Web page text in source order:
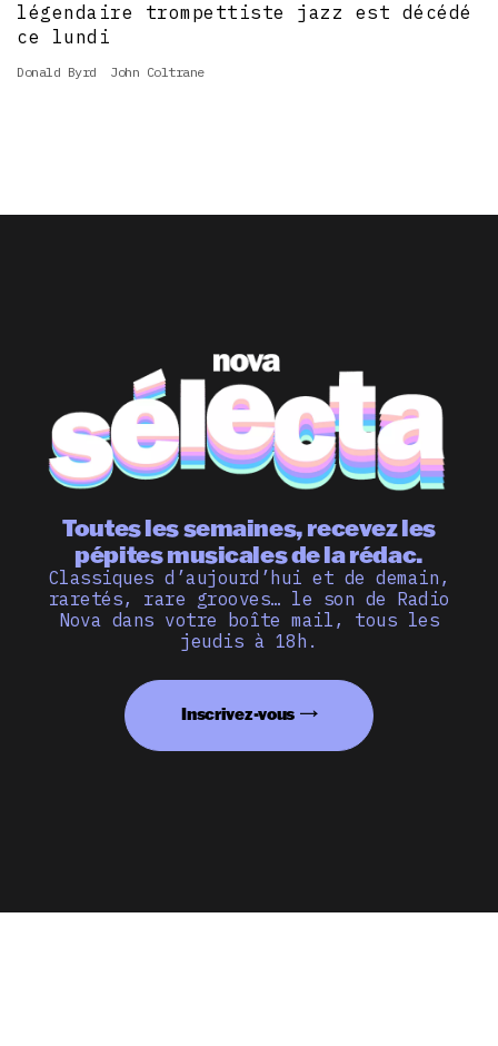
légendaire trompettiste jazz est décédé
ce lundi
Donald Byrd John Coltrane
Toutes les semaines, recevez les
pépites musicales de la rédac.
Classiques d’aujourd’hui et de demain,
raretés, rare grooves… le son de Radio
Nova dans votre boîte mail, tous les
jeudis à 18h.
Inscrivez-vous